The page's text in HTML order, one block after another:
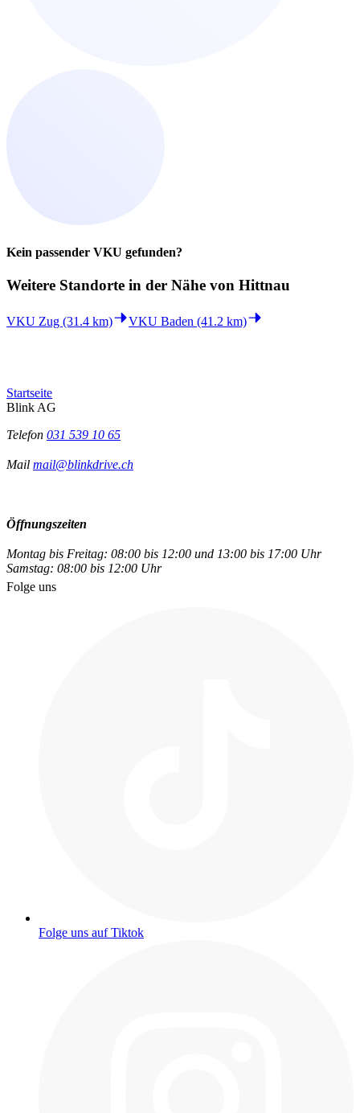
Kein passender VKU gefunden?
Weitere Standorte in der Nähe von Hittnau
VKU Zug (31.4 km) VKU Baden (41.2 km)
Startseite
Blink AG
Telefon 031 539 10 65
Mail mail@blinkdrive.ch
Öffnungszeiten
Montag bis Freitag: 08:00 bis 12:00 und 13:00 bis 17:00 Uhr
Samstag: 08:00 bis 12:00 Uhr
Folge uns
Folge uns auf Tiktok